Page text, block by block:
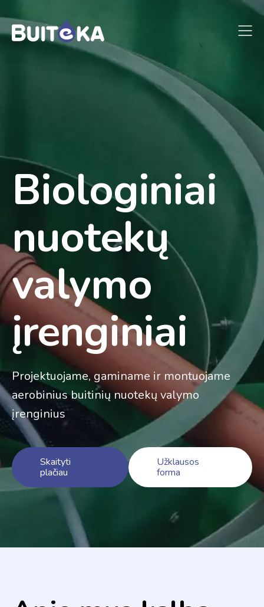
Biologiniai
nuotekų
valymo
įrenginiai
Projektuojame, gaminame ir montuojame
aerobinius buitinių nuotekų valymo
įrenginius
Skaityti
plačiau
Užklausos
forma